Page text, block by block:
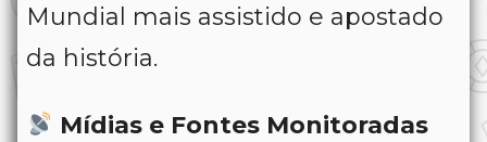
Mundial mais assistido e apostado
da história.
Mídias e Fontes Monitoradas